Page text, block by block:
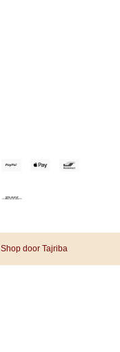
Shop door Tajriba